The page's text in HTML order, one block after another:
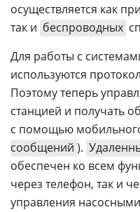
осуществляется как
так и беспроводных
Для работы с
используются
Поэтому теперь
станцией и получать
с помощью
сообщений ).
обеспечен ко всем
через телефон, так и
управления